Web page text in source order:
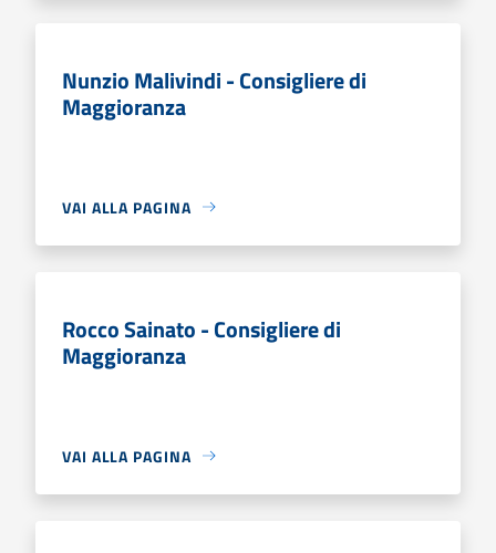
Nunzio Malivindi - Consigliere di
Maggioranza
VAI ALLA PAGINA
Rocco Sainato - Consigliere di
Maggioranza
VAI ALLA PAGINA